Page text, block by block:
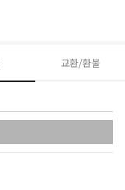
교환/환불